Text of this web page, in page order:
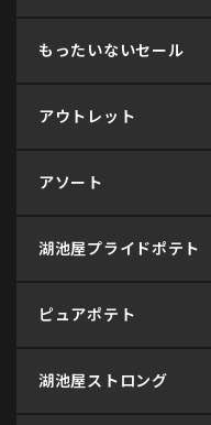
もったいないセール
アウトレット
アソート
湖池屋プライドポテト
ピュアポテト
湖池屋ストロング